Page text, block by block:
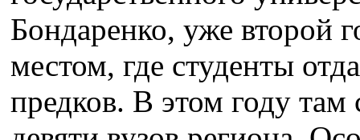
Бондаренко, уже второй
местом, где студенты
предков. В этом году там